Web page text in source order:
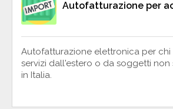
Autofatturazione per
Autofatturazione elettronica per chi
servizi dall'estero o da soggetti non
in Italia.